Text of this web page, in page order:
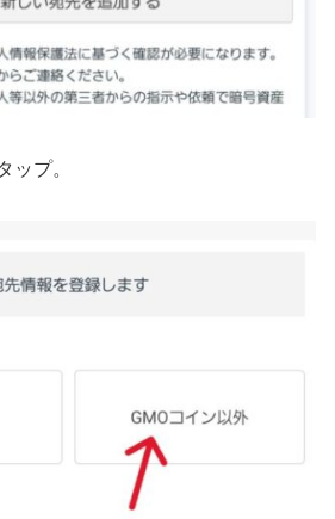
ップ。